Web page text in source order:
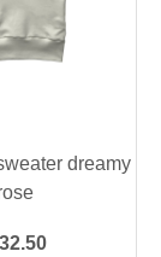
dreamy
32.50